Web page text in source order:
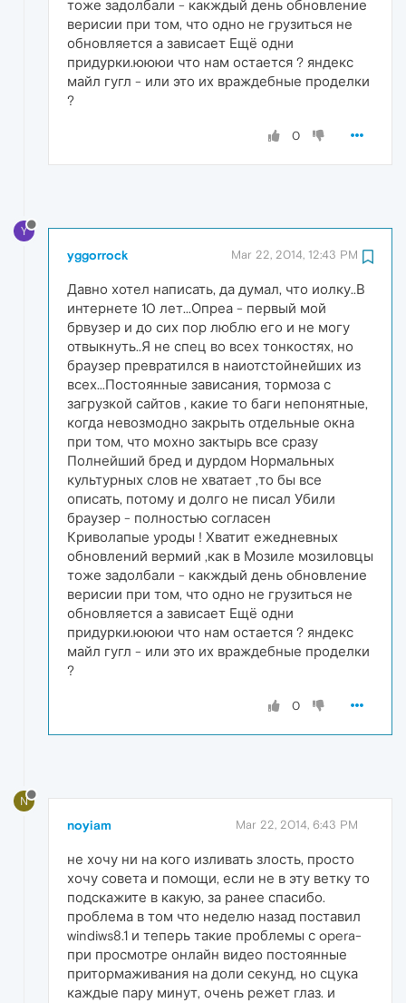
тоже задолбали - какждый день обновление
верисии при том, что одно не грузиться не
обновляется а зависает Ещё одни
придурки.юююи что нам остается ? яндекс
майл гугл - или это их враждебные проделки
?
0
Y
yggorrock Mar 22, 2014, 12:43 PM
Давно хотел написать, да думал, что иолку..В
интернете 10 лет...Опреа - первый мой
брвузер и до сих пор люблю его и не могу
отвыкнуть..Я не спец во всех тонкостях, но
браузер превратился в наиотстойнейших из
всех...Постоянные зависания, тормоза с
загрузкой сайтов , какие то баги непонятные,
когда невозмодно закрыть отдельные окна
при том, что мохно зактырь все сразу
Полнейший бред и дурдом Нормальных
культурных слов не хватает ,то бы все
описать, потому и долго не писал Убили
браузер - полностью согласен
Криволапые уроды ! Хватит ежедневных
обновлений вермий ,как в Мозиле мозиловцы
тоже задолбали - какждый день обновление
верисии при том, что одно не грузиться не
обновляется а зависает Ещё одни
придурки.юююи что нам остается ? яндекс
майл гугл - или это их враждебные проделки
?
0
N
noyiam Mar 22, 2014, 6:43 PM
не хочу ни на кого изливать злость, просто
хочу совета и помощи, если не в эту ветку то
подскажите в какую, за ранее спасибо.
проблема в том что неделю назад поставил
windiws8.1 и теперь такие проблемы с opera-
при просмотре онлайн видео постоянные
притормаживания на доли секунд, но сцука
каждые пару минут, очень режет глаз. и